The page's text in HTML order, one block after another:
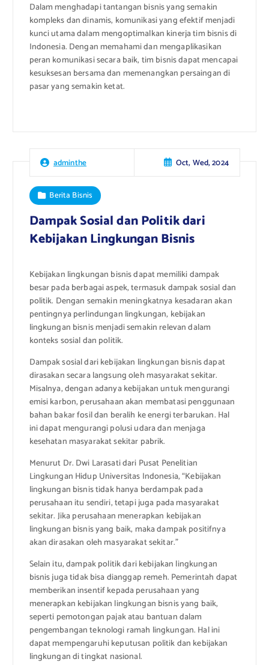
Dalam menghadapi tantangan bisnis yang semakin
kompleks dan dinamis, komunikasi yang efektif menjadi
kunci utama dalam mengoptimalkan kinerja tim bisnis di
Indonesia. Dengan memahami dan mengaplikasikan
peran komunikasi secara baik, tim bisnis dapat mencapai
kesuksesan bersama dan memenangkan persaingan di
pasar yang semakin ketat.
adminthe Oct, Wed, 2024
Berita Bisnis
Dampak Sosial dan Politik dari
Kebijakan Lingkungan Bisnis
Kebijakan lingkungan bisnis dapat memiliki dampak
besar pada berbagai aspek, termasuk dampak sosial dan
politik. Dengan semakin meningkatnya kesadaran akan
pentingnya perlindungan lingkungan, kebijakan
lingkungan bisnis menjadi semakin relevan dalam
konteks sosial dan politik.
Dampak sosial dari kebijakan lingkungan bisnis dapat
dirasakan secara langsung oleh masyarakat sekitar.
Misalnya, dengan adanya kebijakan untuk mengurangi
emisi karbon, perusahaan akan membatasi penggunaan
bahan bakar fosil dan beralih ke energi terbarukan. Hal
ini dapat mengurangi polusi udara dan menjaga
kesehatan masyarakat sekitar pabrik.
Menurut Dr. Dwi Larasati dari Pusat Penelitian
Lingkungan Hidup Universitas Indonesia, “Kebijakan
lingkungan bisnis tidak hanya berdampak pada
perusahaan itu sendiri, tetapi juga pada masyarakat
sekitar. Jika perusahaan menerapkan kebijakan
lingkungan bisnis yang baik, maka dampak positifnya
akan dirasakan oleh masyarakat sekitar.”
Selain itu, dampak politik dari kebijakan lingkungan
bisnis juga tidak bisa dianggap remeh. Pemerintah dapat
memberikan insentif kepada perusahaan yang
menerapkan kebijakan lingkungan bisnis yang baik,
seperti pemotongan pajak atau bantuan dalam
pengembangan teknologi ramah lingkungan. Hal ini
dapat mempengaruhi keputusan politik dan kebijakan
lingkungan di tingkat nasional.